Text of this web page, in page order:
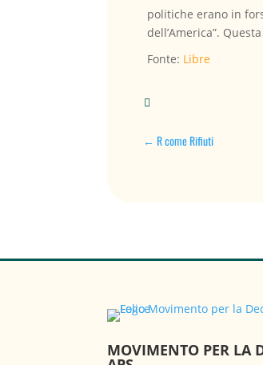
politiche erano in
dell’America”.
Fonte: Libre

←R come Rifiuti
MOVIMENTO PER LA